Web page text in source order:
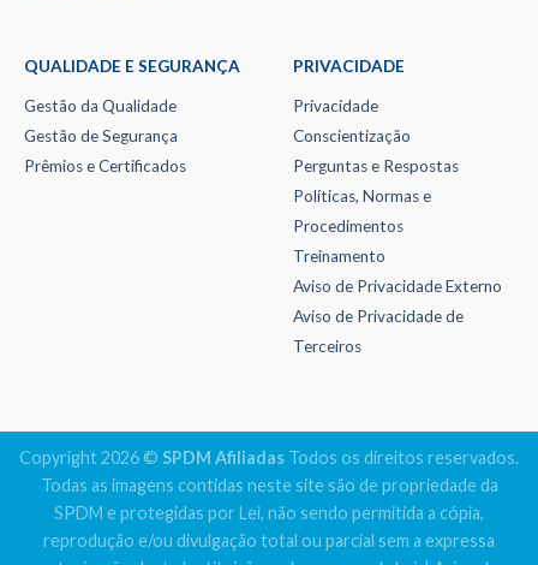
QUALIDADE E SEGURANÇA
Gestão da Qualidade
Gestão de Segurança
Prêmios e Certificados
PRIVACIDADE
Privacidade
Conscientização
Perguntas e Respostas
Políticas, Normas e
Procedimentos
Treinamento
Aviso de Privacidade Externo
Aviso de Privacidade de
Terceiros
Copyright 2026 © SPDM Afiliadas Todos os direitos reservados.
Todas as imagens contidas neste site são de propriedade da
SPDM e protegidas por Lei, não sendo permitida a cópia,
reprodução e/ou divulgação total ou parcial sem a expressa